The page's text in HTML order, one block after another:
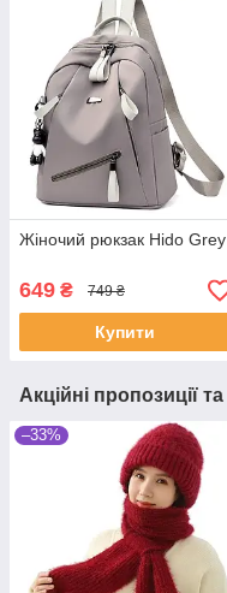
Жіночий рюкзак Hido Grey
649 ₴ 749 ₴
Купити
Акційні пропозиції
–33%